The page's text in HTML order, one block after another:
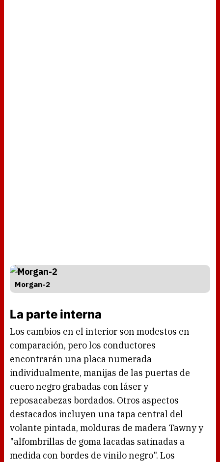
Morgan-2
La parte interna
Los cambios en el interior son modestos en
comparación, pero los conductores
encontrarán una placa numerada
individualmente, manijas de las puertas de
cuero negro grabadas con láser y
reposacabezas bordados. Otros aspectos
destacados incluyen una tapa central del
volante pintada, molduras de madera Tawny y
"alfombrillas de goma lacadas satinadas a
medida con bordes de vinilo negro". Los